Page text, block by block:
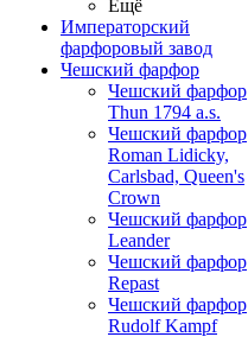
Ещё
Императорский
фарфоровый завод
Чешский фарфор
Чешский фарфор
Thun 1794 a.s.
Чешский фарфор
Roman Lidicky,
Carlsbad, Queen's
Crown
Чешский фарфор
Leander
Чешский фарфор
Repast
Чешский фарфор
Rudolf Kampf